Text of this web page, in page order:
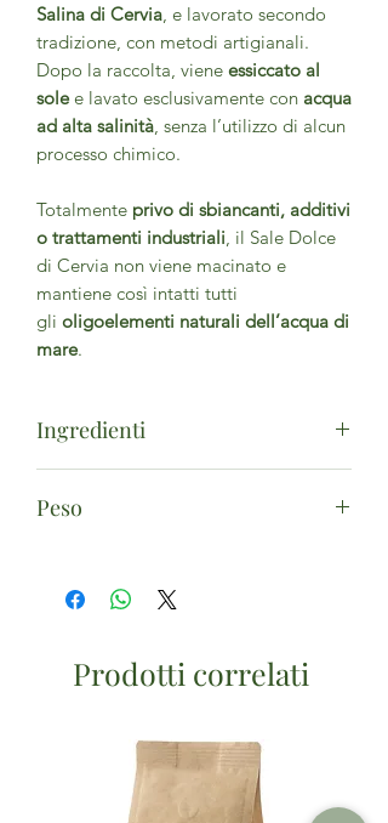
Salina di Cervia, e lavorato secondo
tradizione, con metodi artigianali.
Dopo la raccolta, viene essiccato al
solee lavato esclusivamente con acqua
ad alta salinità, senza l’utilizzo di alcun
processo chimico.
Totalmente privo di sbiancanti, additivi
o trattamenti industriali, il Sale Dolce
di Cervia non viene macinato e
mantiene così intatti tutti
gli oligoelementi naturali dell’acqua di
mare.
Ingredienti
(*Biologico).
Peso
Prodotti correlati